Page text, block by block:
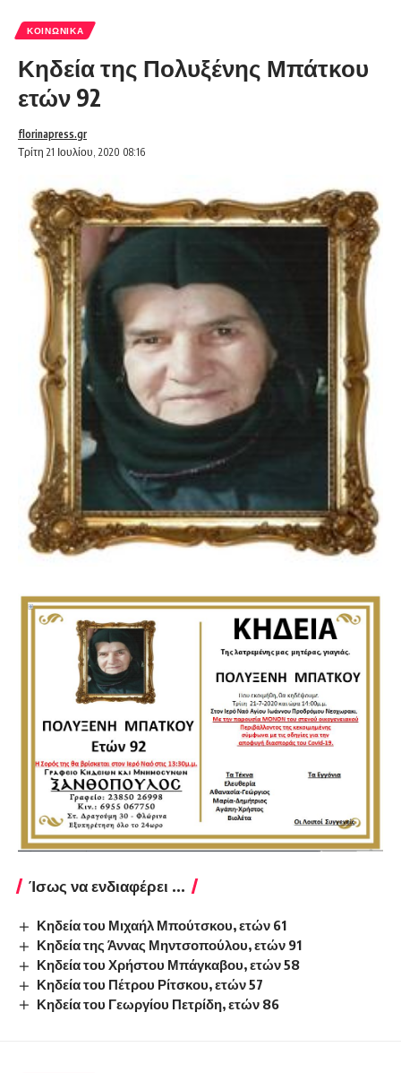
ΚΟΙΝΩΝΙΚΆ
Κηδεία της Πολυξένης Μπάτκου
ετών 92
Τρίτη 21 Ιουλίου, 2020 08:16
florinapress.gr
Ίσως να ενδιαφέρει ...
Κηδεία του Μιχαήλ Μπούτσκου, ετών 61
Κηδεία της Άννας Μηντσοπούλου, ετών 91
Κηδεία του Χρήστου Μπάγκαβου, ετών 58
Κηδεία του Πέτρου Ρίτσκου, ετών 57
Κηδεία του Γεωργίου Πετρίδη, ετών 86